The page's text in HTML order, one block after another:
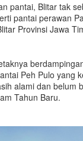
pantai, Blitar tak
pantai perawan
Provinsi Jawa
Peh Pulo yang
alami dan belum
Tahun Baru.